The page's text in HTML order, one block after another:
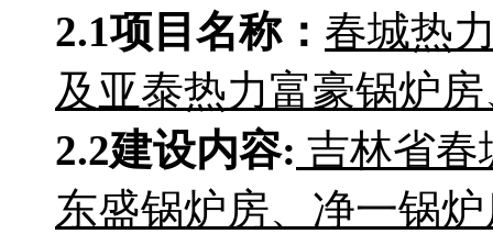
2.1项目名称： 春城热
及亚泰热力富豪锅炉
2.2建设内容: 吉林省春
东盛锅炉房、净一锅